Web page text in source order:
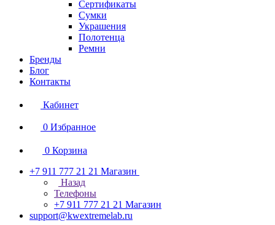
Сертификаты
Сумки
Украшения
Полотенца
Ремни
Бренды
Блог
Контакты
Кабинет
0 Избранное
0 Корзина
+7 911 777 21 21 Магазин
Назад
Телефоны
+7 911 777 21 21 Магазин
support@kwextremelab.ru